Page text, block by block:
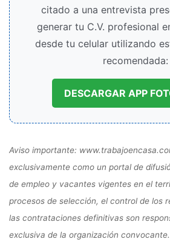
citado a una entrevista
generar tu C.V. profesional
desde tu celular utilizando
recomendada:
DESCARGAR APP
Aviso importante:
exclusivamente como un portal de
de empleo y vacantes vigentes en el
procesos de selección, el control de los
las contrataciones definitivas son
exclusiva de la organización convocante.